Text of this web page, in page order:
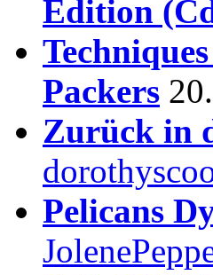
Edition
Packers
Zurück in
Pelicans